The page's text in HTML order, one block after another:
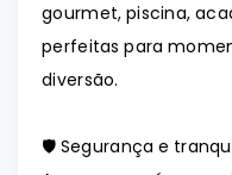
gourmet, piscina,
perfeitas para
diversão.
🛡️ Segurança e